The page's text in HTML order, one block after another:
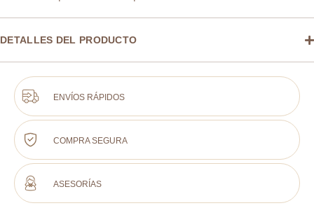
DETALLES DEL PRODUCTO
ENVÍOS RÁPIDOS
COMPRA SEGURA
ASESORÍAS